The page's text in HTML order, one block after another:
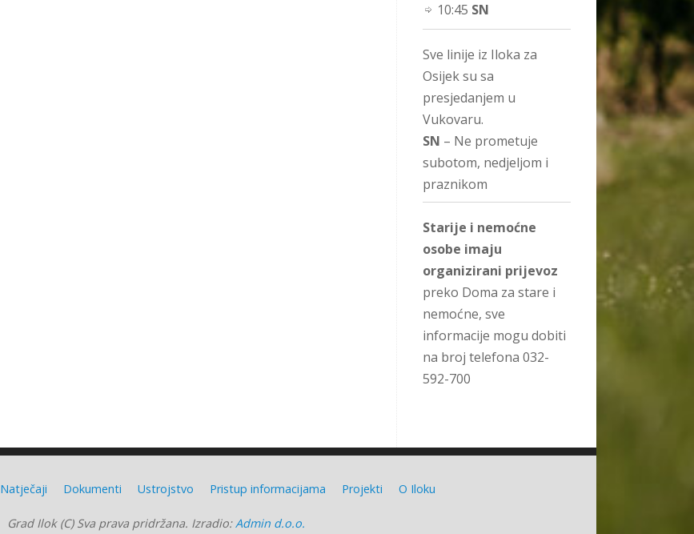
10:45 SN
Sve linije iz Iloka za
Osijek su sa
presjedanjem u
Vukovaru.
SN – Ne prometuje
subotom, nedjeljom i
praznikom
Starije i nemoćne
osobe imaju
organizirani prijevoz
preko Doma za stare i
nemoćne, sve
informacije mogu dobiti
na broj telefona 032-
592-700
Natječaji Dokumenti Ustrojstvo Pristup informacijama Projekti O Iloku
Grad Ilok (C) Sva prava pridržana. Izradio: Admin d.o.o.